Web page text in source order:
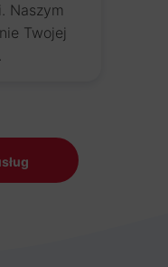
Naszym
Twojej